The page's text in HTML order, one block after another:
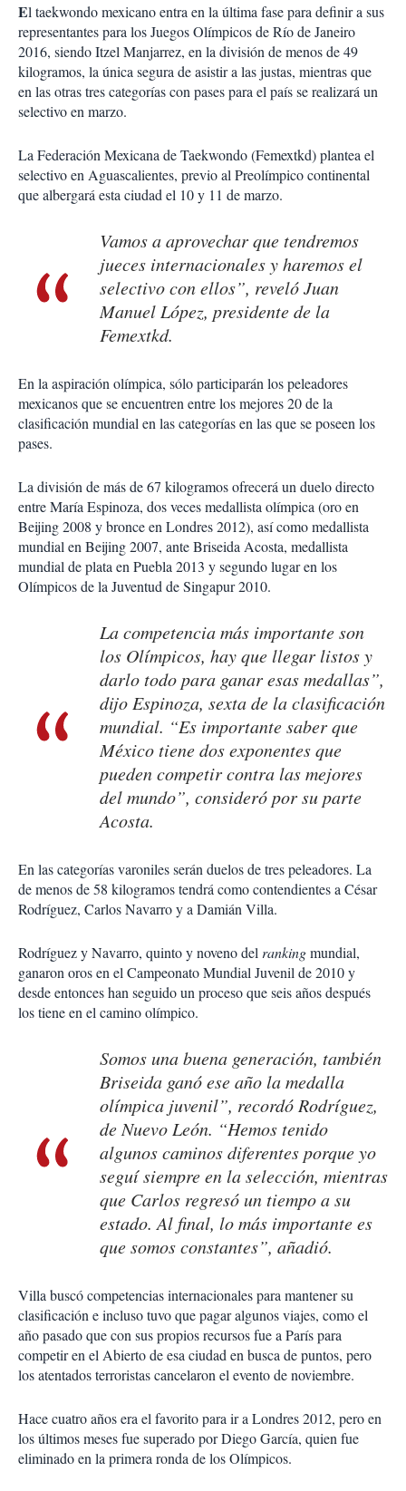
El taekwondo mexicano entra en la última fase para definir a sus
representantes para los Juegos Olímpicos de Río de Janeiro
2016, siendo Itzel Manjarrez, en la división de menos de 49
kilogramos, la única segura de asistir a las justas, mientras que
en las otras tres categorías con pases para el país se realizará un
selectivo en marzo.
La Federación Mexicana de Taekwondo (Femextkd) plantea el
selectivo en Aguascalientes, previo al Preolímpico continental
que albergará esta ciudad el 10 y 11 de marzo.
Vamos a aprovechar que tendremos
jueces internacionales y haremos el
selectivo con ellos”, reveló Juan
Manuel López, presidente de la
Femextkd.
En la aspiración olímpica, sólo participarán los peleadores
mexicanos que se encuentren entre los mejores 20 de la
clasificación mundial en las categorías en las que se poseen los
pases.
La división de más de 67 kilogramos ofrecerá un duelo directo
entre María Espinoza, dos veces medallista olímpica (oro en
Beijing 2008 y bronce en Londres 2012), así como medallista
mundial en Beijing 2007, ante Briseida Acosta, medallista
mundial de plata en Puebla 2013 y segundo lugar en los
Olímpicos de la Juventud de Singapur 2010.
La competencia más importante son
los Olímpicos, hay que llegar listos y
darlo todo para ganar esas medallas”,
dijo Espinoza, sexta de la clasificación
mundial. “Es importante saber que
México tiene dos exponentes que
pueden competir contra las mejores
del mundo”, consideró por su parte
Acosta.
En las categorías varoniles serán duelos de tres peleadores. La
de menos de 58 kilogramos tendrá como contendientes a César
Rodríguez, Carlos Navarro y a Damián Villa.
Rodríguez y Navarro, quinto y noveno del rankingmundial,
ganaron oros en el Campeonato Mundial Juvenil de 2010 y
desde entonces han seguido un proceso que seis años después
los tiene en el camino olímpico.
Somos una buena generación, también
Briseida ganó ese año la medalla
olímpica juvenil”, recordó Rodríguez,
de Nuevo León. “Hemos tenido
algunos caminos diferentes porque yo
seguí siempre en la selección, mientras
que Carlos regresó un tiempo a su
estado. Al final, lo más importante es
que somos constantes”, añadió.
Villa buscó competencias internacionales para mantener su
clasificación e incluso tuvo que pagar algunos viajes, como el
año pasado que con sus propios recursos fue a París para
competir en el Abierto de esa ciudad en busca de puntos, pero
los atentados terroristas cancelaron el evento de noviembre.
Hace cuatro años era el favorito para ir a Londres 2012, pero en
los últimos meses fue superado por Diego García, quien fue
eliminado en la primera ronda de los Olímpicos.